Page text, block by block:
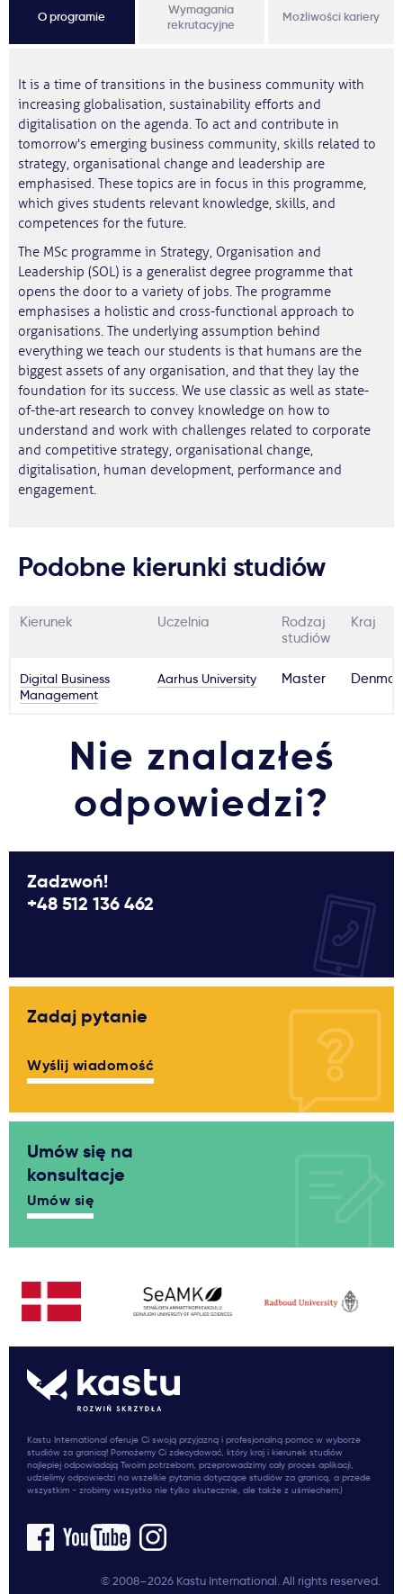
O programie
Wymagania
rekrutacyjne
Możliwości kariery
It is a time of transitions in the business community with
increasing globalisation, sustainability efforts and
digitalisation on the agenda. To act and contribute in
tomorrow's emerging business community, skills related to
strategy, organisational change and leadership are
emphasised. These topics are in focus in this programme,
which gives students relevant knowledge, skills, and
competences for the future.
The MSc programme in Strategy, Organisation and
Leadership (SOL) is a generalist degree programme that
opens the door to a variety of jobs. The programme
emphasises a holistic and cross-functional approach to
organisations. The underlying assumption behind
everything we teach our students is that humans are the
biggest assets of any organisation, and that they lay the
foundation for its success. We use classic as well as state-
of-the-art research to convey knowledge on how to
understand and work with challenges related to corporate
and competitive strategy, organisational change,
digitalisation, human development, performance and
engagement.
Podobne kierunki studiów
Kierunek Uczelnia
Rodzaj
studiów
Kraj
Digital Business
Management
Aarhus University Master
Nie znalazłeś
odpowiedzi?
Zadzwoń!
+48 512 136 462
Zadaj pytanie
Wyślij wiadomość
Umów się na
konsultacje
Umów się
Kastu International oferuje Ci swoją przyjazną i profesjonalną pomoc w wyborze
studiów za granicą! Pomożemy Ci zdecydować, który kraj i kierunek studiów
najlepiej odpowiadają Twoim potrzebom, przeprowadzimy cały proces aplikacji,
udzielimy odpowiedzi na wszelkie pytania dotyczące studiów za granicą, a przede
wszystkim - zrobimy wszystko nie tylko skutecznie, ale także z uśmiechem:)
© 2008–2026 Kastu International. All rights reserved.